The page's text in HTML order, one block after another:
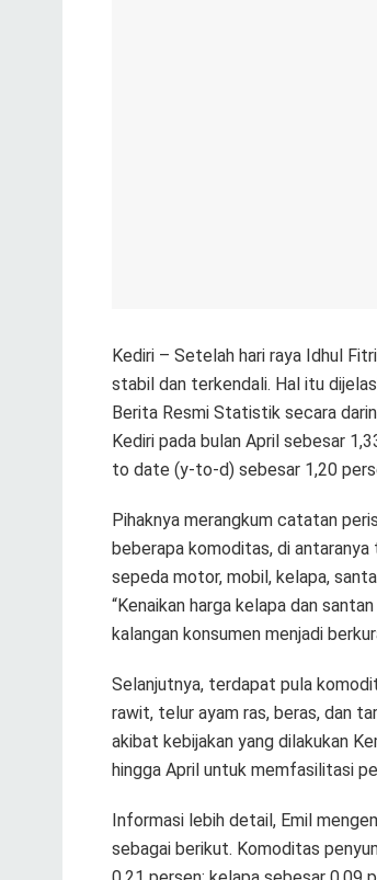
Kediri – Setelah hari raya Idhul
stabil dan terkendali. Hal itu
Berita Resmi Statistik secara
Kediri pada bulan April sebesar
to date (y-to-d) sebesar 1,20
Pihaknya merangkum catatan
beberapa komoditas, di
sepeda motor, mobil, kelapa,
“Kenaikan harga kelapa dan
kalangan konsumen menjadi
Selanjutnya, terdapat pula
rawit, telur ayam ras, beras, dan
akibat kebijakan yang dilakukan
hingga April untuk memfasilitasi
Informasi lebih detail, Emil
sebagai berikut. Komoditas